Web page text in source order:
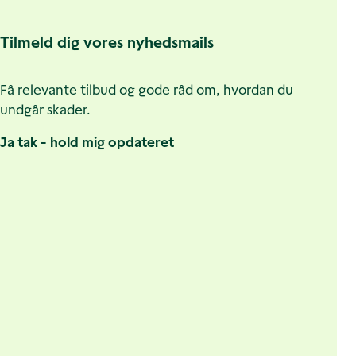
Tilmeld dig vores nyhedsmails
Få relevante tilbud og gode råd om, hvordan du
undgår skader.
Ja tak - hold mig opdateret